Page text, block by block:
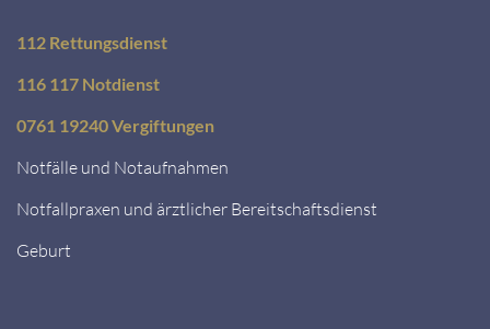
112 Rettungsdienst
116 117 Notdienst
0761 19240 Vergiftungen
Notfälle und Notaufnahmen
Notfallpraxen und ärztlicher Bereitschaftsdienst
Geburt